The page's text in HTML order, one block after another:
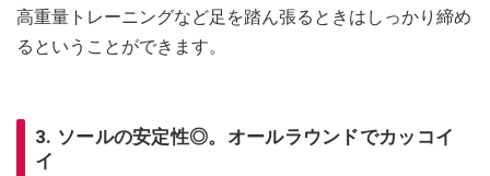
高重量トレーニングなど足を踏ん張るときはしっかり締め
るということができます。
3. ソールの安定性◎。オールラウンドでカッコイ
イ